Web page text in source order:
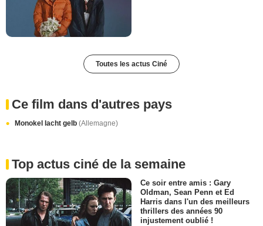
Toutes les actus Ciné
Ce film dans d'autres pays
Monokel lacht gelb (Allemagne)
Top actus ciné de la semaine
Ce soir entre amis : Gary
Oldman, Sean Penn et Ed
Harris dans l'un des meilleurs
thrillers des années 90
injustement oublié !